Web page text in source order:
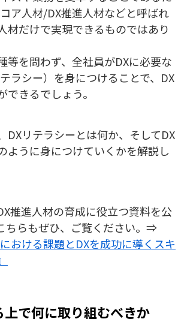
ア人材/DX推進人材などと呼ばれ
材だけで実現できるものではあり
等を問わず、全社員がDXに必要な
ラシー）を身につけることで、DX
きるでしょう。
DXリテラシーとは何か、そしてDX
ように身につけていくかを解説し
推進人材の育成に役立つ資料を公
ちらもぜひ、ご覧ください。⇒​​​​​​​
における課題とDXを成功に導くスキ
上で何に取り組むべきか